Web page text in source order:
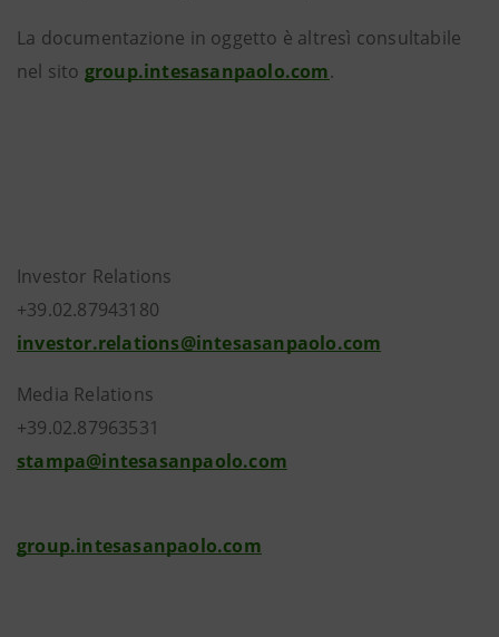
La documentazione in oggetto è altresì consultabile
nel sito group.intesasanpaolo.com.
Investor Relations
+39.02.87943180
investor.relations@intesasanpaolo.com
Media Relations
+39.02.87963531
stampa@intesasanpaolo.com
group.intesasanpaolo.com